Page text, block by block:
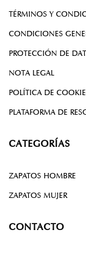
TÉRMINOS Y
CONDICIONES
PROTECCIÓN DE
NOTA LEGAL
POLÍTICA DE
PLATAFORMA DE
CATEGORÍAS
ZAPATOS HOMBRE
ZAPATOS MUJER
CONTACTO